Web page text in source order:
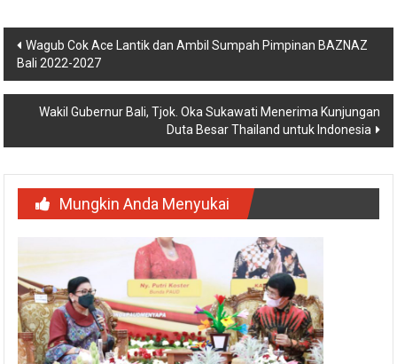
Navigasi
pos
Wagub Cok Ace Lantik dan Ambil Sumpah Pimpinan BAZNAZ
Bali 2022-2027
Wakil Gubernur Bali, Tjok. Oka Sukawati Menerima Kunjungan
Duta Besar Thailand untuk Indonesia
Mungkin Anda Menyukai